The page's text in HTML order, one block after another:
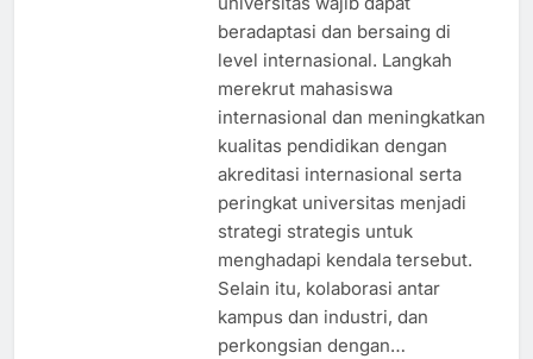
beradaptasi dan bersaing di
level internasional. Langkah
merekrut mahasiswa
internasional dan meningkatkan
kualitas pendidikan dengan
akreditasi internasional serta
peringkat universitas menjadi
strategi strategis untuk
menghadapi kendala tersebut.
Selain itu, kolaborasi antar
kampus dan industri, dan
perkongsian dengan…